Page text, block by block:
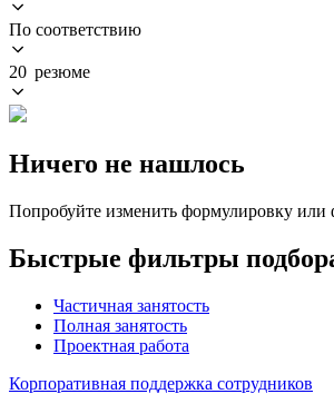
По соответствию
20 резюме
Ничего не нашлось
Попробуйте изменить формулировку или
Быстрые фильтры
Частичная занятость
Полная занятость
Проектная работа
Корпоративная поддержка сотрудников